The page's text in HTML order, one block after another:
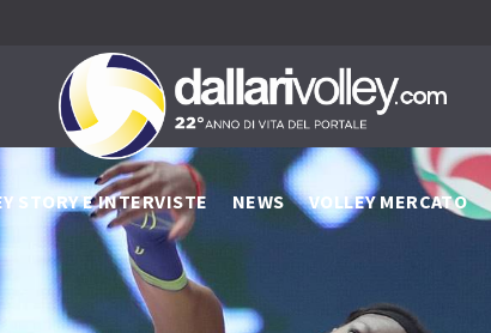
STORY E INTERVISTE NEWS VOLLEY MERCATO